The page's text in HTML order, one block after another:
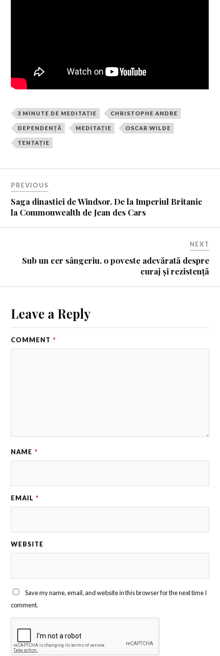
3 MINUTE DE MEDITAȚIE CHRISTOPHE ANDRE
DEPENDENȚĂ MEDITAȚIE OSCAR WILDE
TENTAȚIE
PREVIOUS
Saga dinastiei de Windsor. De la Imperiul Britanic
la Commonwealth de Jean des Cars
NEXT
Sub un cer sângeriu, o poveste adevărată despre
curaj și rezistență
Leave a Reply
COMMENT *
NAME *
EMAIL *
WEBSITE
Save my name, email, and website in this browser for the next time I
comment.